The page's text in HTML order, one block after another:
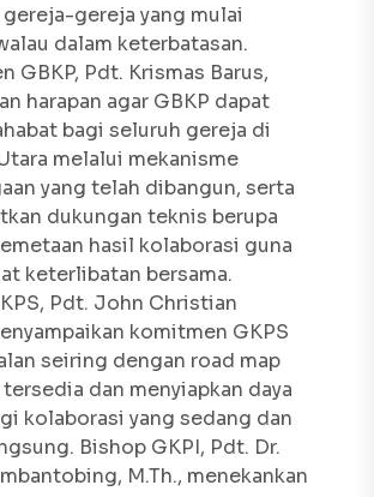
gereja yang mulai
dalam keterbatasan.
GBKP, Pdt. Krismas Barus,
harapan agar GBKP dapat
bagi seluruh gereja di
melalui mekanisme
yang telah dibangun, serta
dukungan teknis berupa
hasil kolaborasi guna
keterlibatan bersama.
Pdt. John Christian
komitmen GKPS
seiring dengan road map
dan menyiapkan daya
kolaborasi yang sedang dan
Bishop GKPI, Pdt. Dr.
M.Th., menekankan